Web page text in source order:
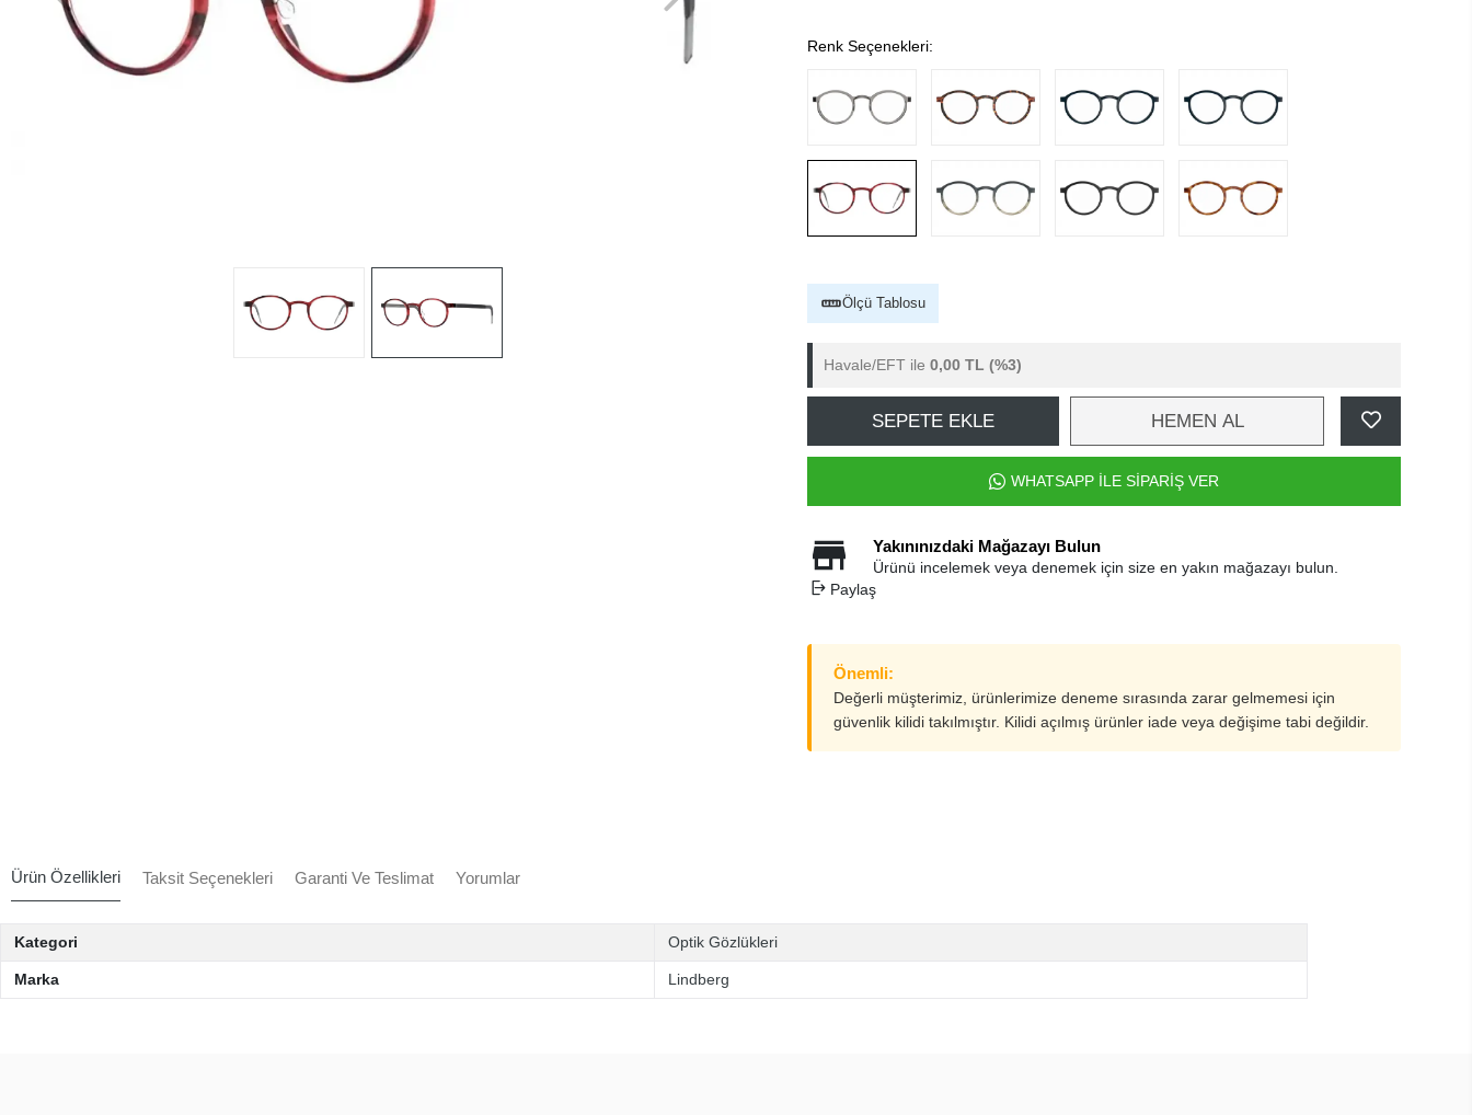
Renk Seçenekleri:
Ölçü Tablosu
Havale/EFT ile 0,00 TL (%3)
SEPETE EKLE HEMEN AL
WHATSAPP İLE SİPARİŞ VER
Yakınınızdaki Mağazayı Bulun
Ürünü incelemek veya denemek için size en yakın mağazayı bulun.
Paylaş
Önemli:
Değerli müşterimiz, ürünlerimize deneme sırasında zarar gelmemesi için
güvenlik kilidi takılmıştır. Kilidi açılmış ürünler iade veya değişime tabi değildir.
Ürün Özellikleri Taksit Seçenekleri Garanti Ve Teslimat Yorumlar
Kategori Optik Gözlükleri
Marka Lindberg